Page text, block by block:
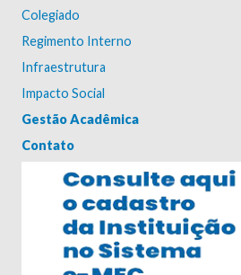
Colegiado
Regimento Interno
Infraestrutura
Impacto Social
Gestão Acadêmica
Contato